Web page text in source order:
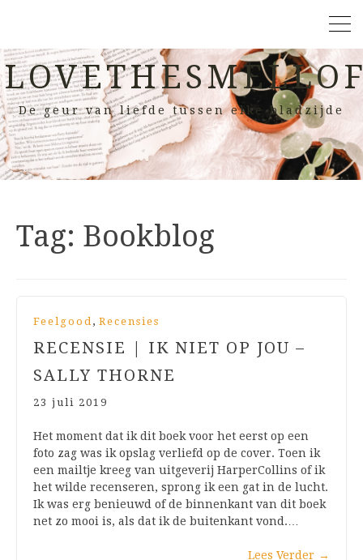
De geur van liefde tussen elke bladzijde
Tag: Bookblog
Feelgood, Recensies
RECENSIE | IK NIET OP JOU –
SALLY THORNE
23 juli 2019
Het moment dat ik dit boek voor het eerst op een
foto zag was ik opslag verliefd op de cover. Toen ik
een mailtje kreeg van uitgeverij HarperCollins of ik
het wilde recenseren, sprong ik een gat in de lucht.
Ik was erg benieuwd of de binnenkant van dit boek
net zo mooi is, als dat ik de buitenkant vond.…
Lees Verder →